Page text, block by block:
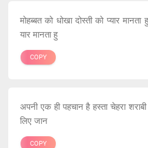
मोहब्बत को धोखा दोस्ती को प्यार
यार मानता हु
COPY
अपनी एक ही पहचान है हस्ता चेहरा
लिए जान
COPY